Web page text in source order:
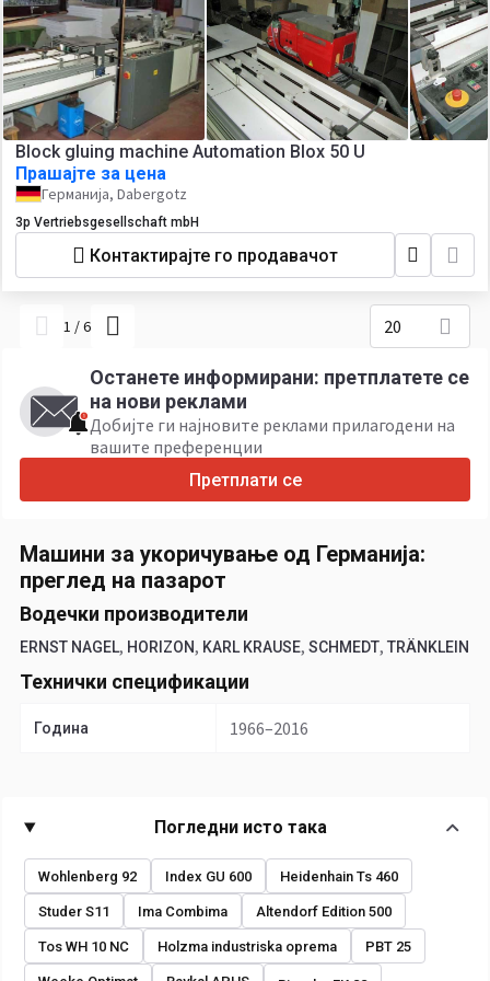
Block gluing machine Automation Blox 50 U
Прашајте за цена
Германија, Dabergotz
3p Vertriebsgesellschaft mbH
Контактирајте го продавачот
1 /6 20
Останете информирани: претплатете се
на нови реклами
Добијте ги најновите реклами прилагодени на
вашите преференции
Претплати се
Машини за укоричување од Германија:
преглед на пазарот
Водечки производители
ERNST NAGEL, HORIZON, KARL KRAUSE, SCHMEDT, TRÄNKLEIN
Технички спецификации
Година 1966–2016
Погледни исто така
Wohlenberg 92 Index GU 600 Heidenhain Ts 460
Studer S11 Ima Combima Altendorf Edition 500
Tos WH 10 NC Holzma industriska oprema PBT 25